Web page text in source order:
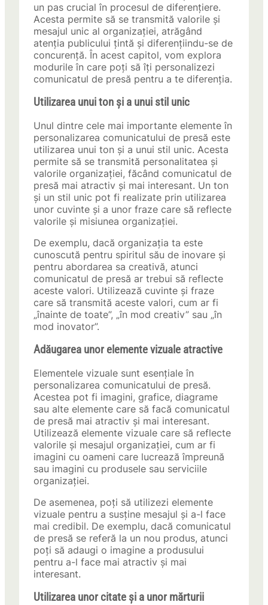
un pas crucial în procesul de diferențiere.
Acesta permite să se transmită valorile și
mesajul unic al organizației, atrăgând
atenția publicului țintă și diferențiindu-se de
concurență. În acest capitol, vom explora
modurile în care poți să îți personalizezi
comunicatul de presă pentru a te diferenția.
Utilizarea unui ton și a unui stil unic
Unul dintre cele mai importante elemente în
personalizarea comunicatului de presă este
utilizarea unui ton și a unui stil unic. Acesta
permite să se transmită personalitatea și
valorile organizației, făcând comunicatul de
presă mai atractiv și mai interesant. Un ton
și un stil unic pot fi realizate prin utilizarea
unor cuvinte și a unor fraze care să reflecte
valorile și misiunea organizației.
De exemplu, dacă organizația ta este
cunoscută pentru spiritul său de inovare și
pentru abordarea sa creativă, atunci
comunicatul de presă ar trebui să reflecte
aceste valori. Utilizează cuvinte și fraze
care să transmită aceste valori, cum ar fi
„înainte de toate”, „în mod creativ” sau „în
mod inovator”.
Adăugarea unor elemente vizuale atractive
Elementele vizuale sunt esențiale în
personalizarea comunicatului de presă.
Acestea pot fi imagini, grafice, diagrame
sau alte elemente care să facă comunicatul
de presă mai atractiv și mai interesant.
Utilizează elemente vizuale care să reflecte
valorile și mesajul organizației, cum ar fi
imagini cu oameni care lucrează împreună
sau imagini cu produsele sau serviciile
organizației.
De asemenea, poți să utilizezi elemente
vizuale pentru a susține mesajul și a-l face
mai credibil. De exemplu, dacă comunicatul
de presă se referă la un nou produs, atunci
poți să adaugi o imagine a produsului
pentru a-l face mai atractiv și mai
interesant.
Utilizarea unor citate și a unor mărturii